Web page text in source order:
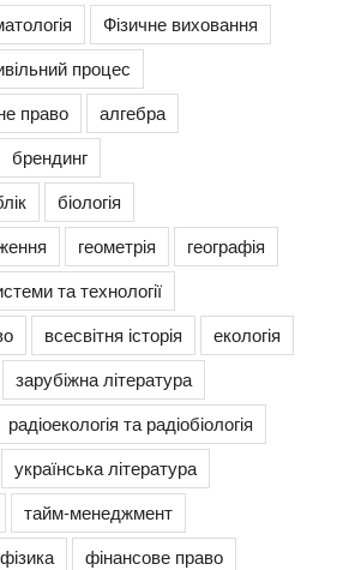
Фізичне виховання
процес
право
алгебра
брендинг
біологія
геометрія
географія
та технології
всесвітня історія
екологія
зарубіжна література
радіоекологія та радіобіологія
українська література
тайм-менеджмент
фізика
фінансове право